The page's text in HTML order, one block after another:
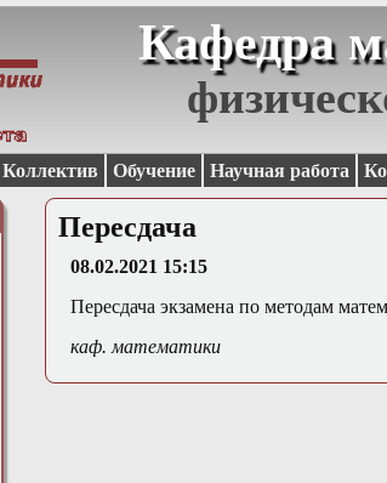
Кафедра
Коллектив Обучение Научная работа
Пересдача
08.02.2021 15:15
Пересдача экзамена по методам
каф. математики